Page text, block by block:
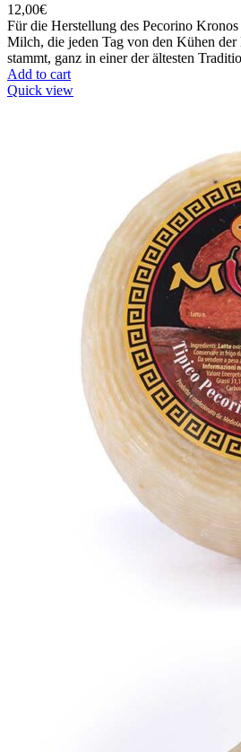
12,00€
Für die Herstellung des Pecorino
Milch, die jeden Tag von den Kühen
stammt, ganz in einer der ältesten
Add to cart
Quick view